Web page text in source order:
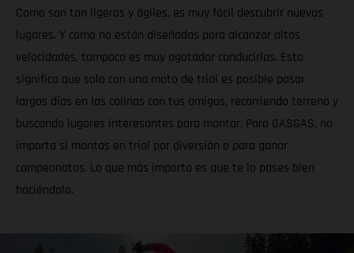
Como son tan ligeras y ágiles, es muy fácil descubrir nuevos
lugares. Y como no están diseñadas para alcanzar altas
velocidades, tampoco es muy agotador conducirlas. Esto
significa que solo con una moto de trial es posible pasar
largos días en las colinas con tus amigos, recorriendo terreno y
buscando lugares interesantes para montar. Para GASGAS, no
importa si montas en trial por diversión o para ganar
campeonatos. Lo que más importa es que te lo pases bien
haciéndolo.